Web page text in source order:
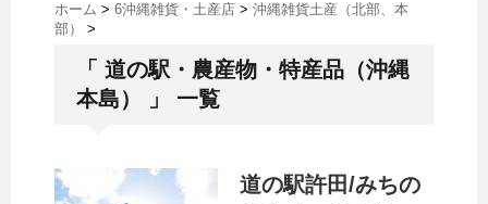
ホーム > 6沖縄雑貨・土産店 > 沖縄雑貨土産（北部、本
部）
>
「 道の駅・農産物・特産品（沖縄
本島） 」 一覧
道の駅許田/みちの